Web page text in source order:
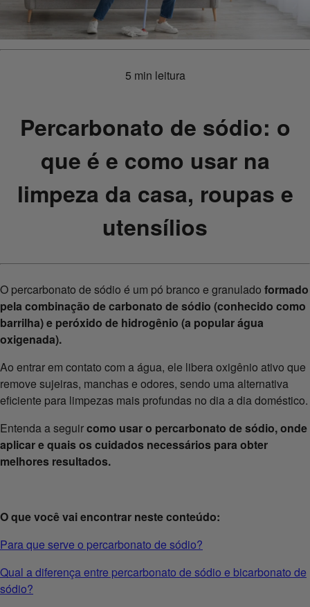
5 min leitura
Percarbonato de sódio: o
que é e como usar na
limpeza da casa, roupas e
utensílios
O percarbonato de sódio é um pó branco e granulado formado
pela combinação de carbonato de sódio (conhecido como
barrilha) e peróxido de hidrogênio (a popular água
oxigenada).
Ao entrar em contato com a água, ele libera oxigênio ativo que
remove sujeiras, manchas e odores, sendo uma alternativa
eficiente para limpezas mais profundas no dia a dia doméstico.
Entenda​ a seguircomo usar o percarbonato de sódio, onde
aplicar e quais os cuidados necessários para obter
melhores resultados.
O que você vai encontrar neste conteúdo:
Para que serve o percarbonato de sódio?
Qual a diferença entre percarbonato de sódio e bicarbonato de
sódio?